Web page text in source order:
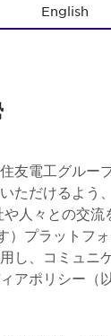
English
友電工グル
ただけるよ
との交流
プラットフ
、コミュニ
アポリシー